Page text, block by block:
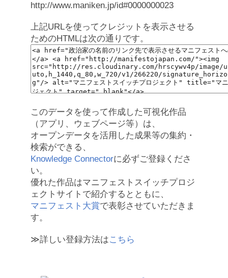
http://www.maniken.jp/id#0000000023
上記URLを使ってクレジットを表示させる
ためのHTMLは次の通りです。
このデータを使って作成した可視化作品
（アプリ、ウェブページ等）は、
オープンデータを活用した成果等の集約・
検索ができる、
Knowledge Connectorに必ずご登録くださ
い。
優れた作品はマニフェストスイッチプロジ
ェクトサイトで紹介するとともに、
マニフェスト大賞で表彰させていただきま
す。
≫詳しい登録方法はこちら